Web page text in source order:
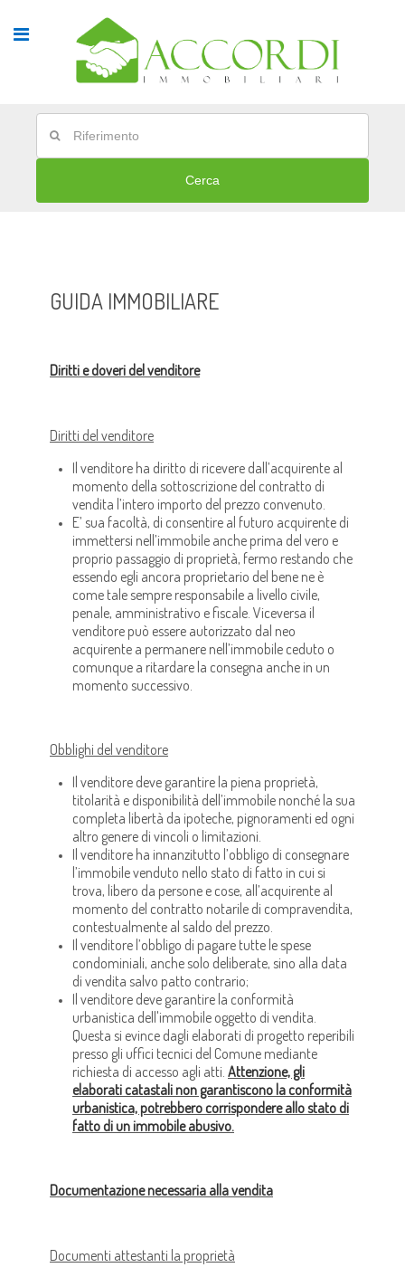
Cerca
GUIDA IMMOBILIARE
Diritti e doveri del venditore
Diritti del venditore
Il venditore ha diritto di ricevere dall’acquirente al
momento della sottoscrizione del contratto di
vendita l’intero importo del prezzo convenuto.
E’ sua facoltà, di consentire al futuro acquirente di
immettersi nell’immobile anche prima del vero e
proprio passaggio di proprietà, fermo restando che
essendo egli ancora proprietario del bene ne è
come tale sempre responsabile a livello civile,
penale, amministrativo e fiscale. Viceversa il
venditore può essere autorizzato dal neo
acquirente a permanere nell’immobile ceduto o
comunque a ritardare la consegna anche in un
momento successivo.
Obblighi del venditore
Il venditore deve garantire la piena proprietà,
titolarità e disponibilità dell’immobile nonché la sua
completa libertà da ipoteche, pignoramenti ed ogni
altro genere di vincoli o limitazioni.
Il venditore ha innanzitutto l’obbligo di consegnare
l’immobile venduto nello stato di fatto in cui si
trova, libero da persone e cose, all’acquirente al
momento del contratto notarile di compravendita,
contestualmente al saldo del prezzo.
Il venditore l’obbligo di pagare tutte le spese
condominiali, anche solo deliberate, sino alla data
di vendita salvo patto contrario;
Il venditore deve garantire la conformità
urbanistica dell'immobile oggetto di vendita.
Questa si evince dagli elaborati di progetto reperibili
presso gli uffici tecnici del Comune mediante
richiesta di accesso agli atti. Attenzione, gli
elaborati catastali non garantiscono la conformità
urbanistica, potrebbero corrispondere allo stato di
fatto di un immobile abusivo.
Documentazione necessaria alla vendita
Documenti attestanti la proprietà